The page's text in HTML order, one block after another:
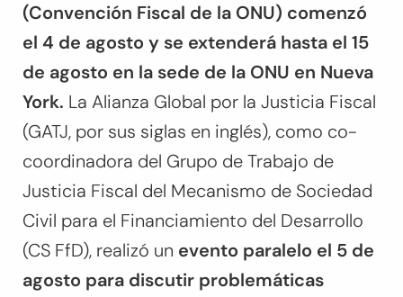
(Convención Fiscal de la ONU) comenzó
el 4 de agosto y se extenderá hasta el 15
de agosto en la sede de la ONU en Nueva
York. La Alianza Global por la Justicia Fiscal
(GATJ, por sus siglas en inglés), como co-
coordinadora del Grupo de Trabajo de
Justicia Fiscal del Mecanismo de Sociedad
Civil para el Financiamiento del Desarrollo
(CS FfD), realizó un evento paralelo el 5 de
agosto para discutir problemáticas